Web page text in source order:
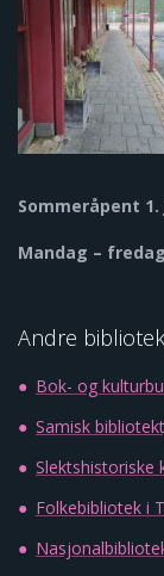
Sommeråpent
Mandag –
Andre
Bok- og
Samisk
Slektshistoriske
Folkebibliotek i